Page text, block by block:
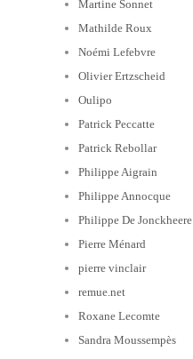
Martine Sonnet
Mathilde Roux
Noémi Lefebvre
Olivier Ertzscheid
Oulipo
Patrick Peccatte
Patrick Rebollar
Philippe Aigrain
Philippe Annocque
Philippe De Jonckheere
Pierre Ménard
pierre vinclair
remue.net
Roxane Lecomte
Sandra Moussempès